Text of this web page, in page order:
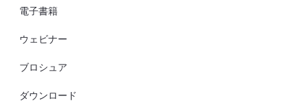
電子書籍
ウェビナー
ブロシュア
ダウンロード